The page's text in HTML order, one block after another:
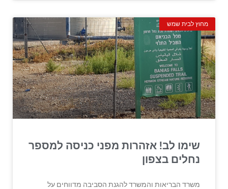
מחוץ לבית שמש
שימו לב! אזהרות מפני כניסה למספר
נחלים בצפון
משרד הבריאות והמשרד להגנת הסביבה מדווחים על